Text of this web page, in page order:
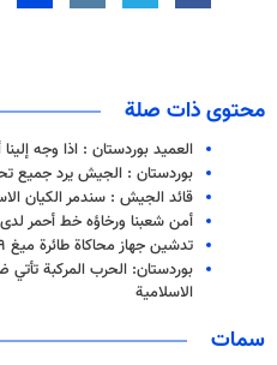
محتوى ذات صلة
العميد بوردستان : اذا وجه
بوردستان : الجيش يرد جميع
قائد الجيش : سندمر الكيان
أمن شعبنا ورخاؤه خط أحمر لدى
تدشين جهاز محاكاة طائرة ميغ ۲۹ في قاعدة مهرآباد
بوردستان: الحرب المركبة
الاسلامية
سمات